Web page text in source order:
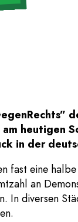
heutigen
in der
fast eine
an
In diversen